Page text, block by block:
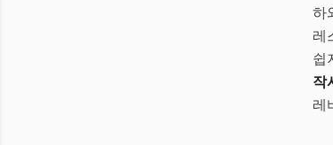
하
레
쉽
작
레